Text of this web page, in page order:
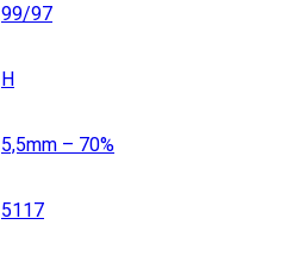
99/97
H
5,5mm – 70%
5117